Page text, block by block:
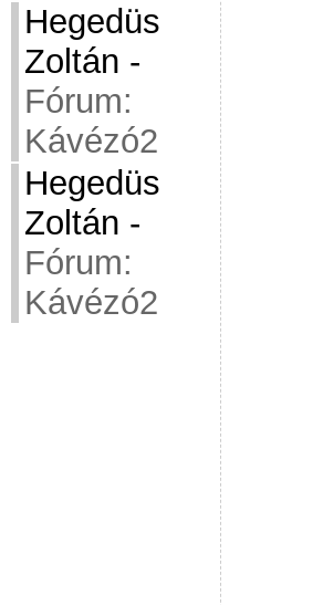
Hegedüs
Zoltán -
Fórum:
Kávézó2
Hegedüs
Zoltán -
Fórum:
Kávézó2